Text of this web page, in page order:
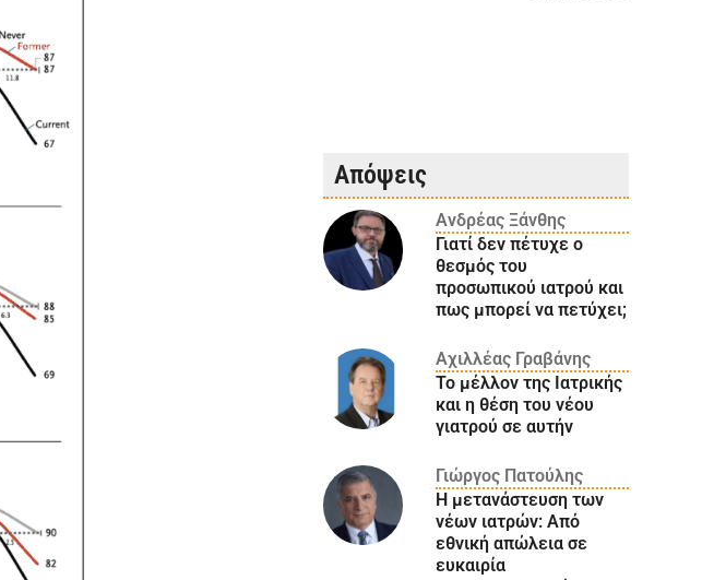
Απόψεις
Ανδρέας Ξάνθης
Γιατί δεν πέτυχε ο
θεσμός του
προσωπικού ιατρού και
πως μπορεί να πετύχει;
Αχιλλέας Γραβάνης
Το μέλλον της Ιατρικής
και η θέση του νέου
γιατρού σε αυτήν
Γιώργος Πατούλης
Η μετανάστευση των
νέων ιατρών: Aπό
εθνική απώλεια σε
ευκαιρία